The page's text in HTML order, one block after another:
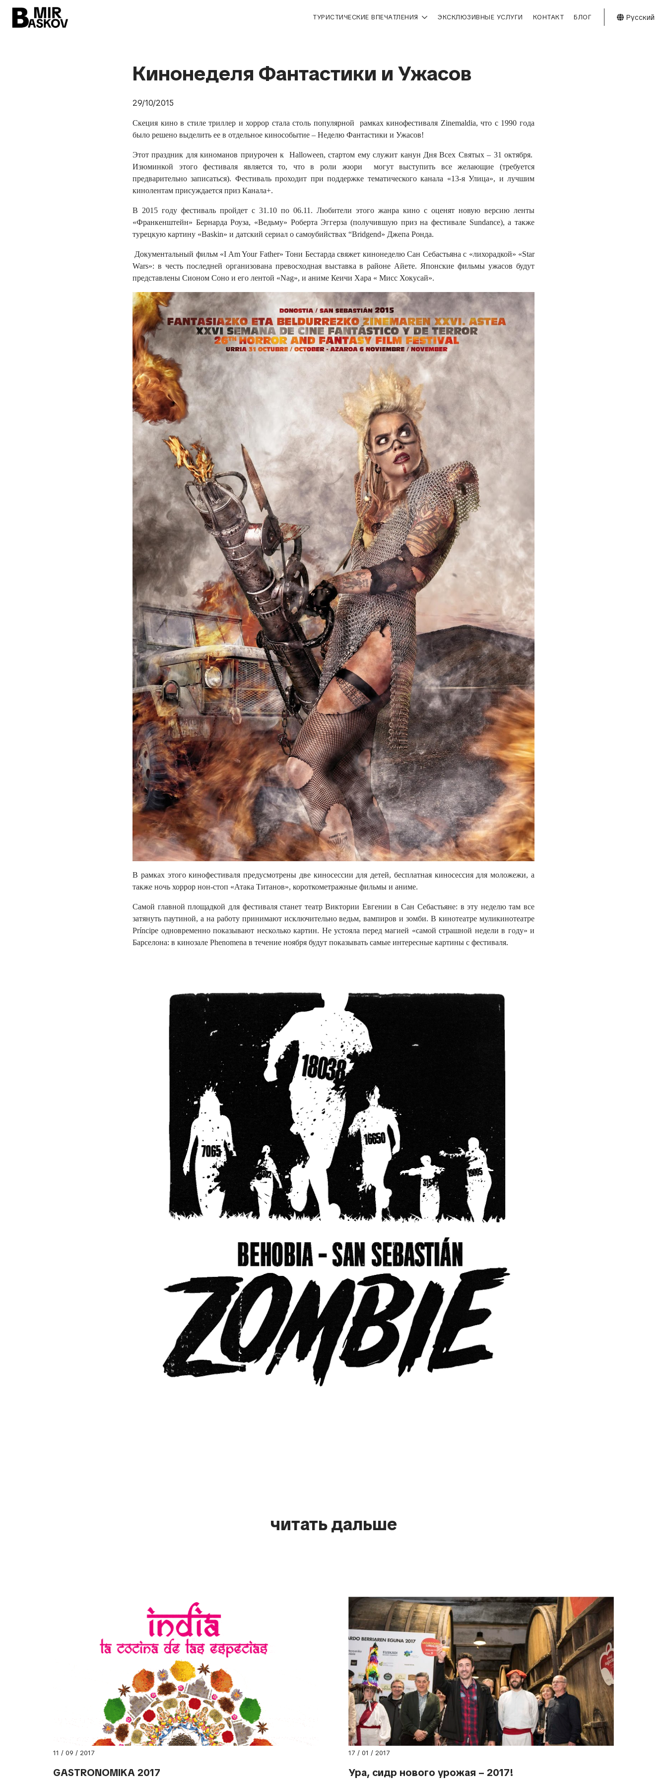
ТУРИСТИЧЕСКИЕ ВПЕЧАТЛЕНИЯ ЭКСКЛЮЗИВНЫЕ УСЛУГИ КОНТАКТ БЛОГ Русский
Кинонеделя Фантастики и Ужасов
29/10/2015
Скеция кино в стиле триллер и хоррор стала столь популярной рамках кинофестиваля Zinemaldia, что с 1990 года
было решено выделить ее в отдельное кинособытие – Неделю Фантастики и Ужасов!
Этот праздник для киноманов приурочен к Halloween, стартом ему служит канун Дня Всех Святых – 31 октября.
Изюминкой этого фестиваля является то, что в роли жюри могут выступить все желающие (требуется
предварительно записаться). Фестиваль проходит при поддержке тематического канала «13-я Улица», и лучшим
кинолентам присуждается приз Канала+.
В 2015 году фестиваль пройдет с 31.10 по 06.11. Любители этого жанра кино с оценят новую версию ленты
«Франкенштейн» Бернарда Роуза, «Ведьму» Роберта Эггерза (получившую приз на фестивале Sundance), а также
турецкую картину «Baskin» и датский сериал о самоубийствах “Bridgend» Джепа Ронда.
Документальный фильм «I Am Your Father» Тони Бестарда свяжет кинонеделю Сан Себастьяна с «лихорадкой» «Star
Wars»: в честь последней организована превосходная выставка в районе Айете. Японские фильмы ужасов будут
представлены Сионом Соно и его лентой «Nag», и аниме Кеичи Хара « Мисс Хокусай».
В рамках этого кинофестиваля предусмотрены две киносессии для детей, бесплатная киносессия для моложежи, а
также ночь хоррор нон-стоп «Атака Титанов», короткометражные фильмы и аниме.
Самой главной площадкой для фестиваля станет театр Виктории Евгении в Сан Себастьяне: в эту неделю там все
затянуть паутиной, а на работу принимают исключительно ведьм, вампиров и зомби. В кинотеатре муликинотеатре
Príncipe одновременно показывают несколько картин. Не устояла перед магией «самой страшной недели в году» и
Барселона: в кинозале Phenomena в течение ноября будут показывать самые интересные картины с фестиваля.
читать дальше
11 / 09 / 2017
GASTRONOMIKA 2017
17 / 01 / 2017
Ура, сидр нового урожая – 2017!